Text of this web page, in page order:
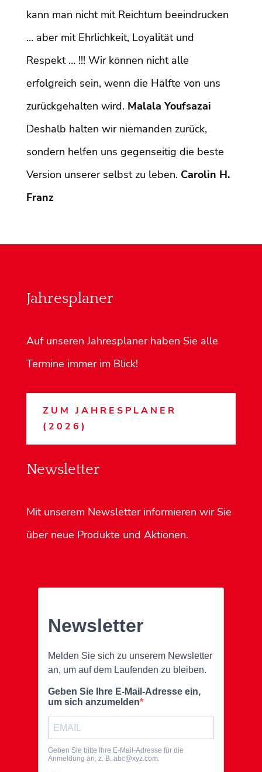
kann man nicht mit Reichtum beeindrucken
… aber mit Ehrlichkeit, Loyalität und
Respekt … !!! Wir können nicht alle
erfolgreich sein, wenn die Hälfte von uns
zurückgehalten wird. Malala Youfsazai
Deshalb halten wir niemanden zurück,
sondern helfen uns gegenseitig die beste
Version unserer selbst zu leben. Carolin H.
Franz
Jahresplaner
Auf unseren Jahresplaner haben Sie alle
Termine immer im Blick!
ZUM JAHRESPLANER
(2026)
Newsletter
Mit unserem Newsletter informieren wir Sie
über neue Produkte und Aktionen.